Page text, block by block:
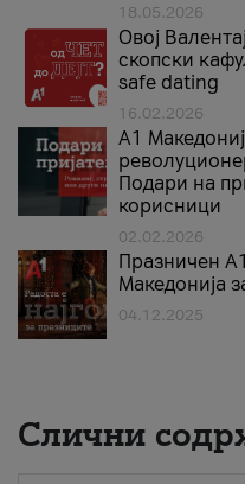
18.05.2026
Овој
скопски
safe dating
16.02.2026
А1
Подари на
корисници
02.02.2026
Празничен
Македонија
04.12.2025
Слични